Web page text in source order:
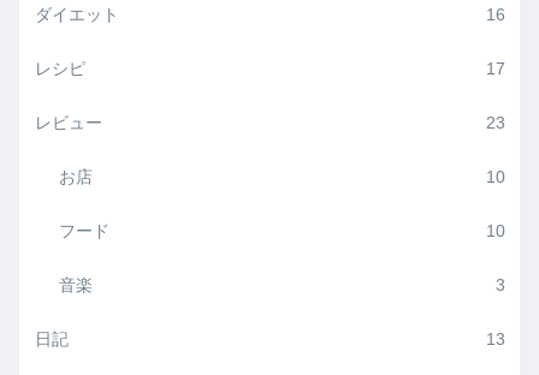
ダイエット 16
レシピ 17
レビュー 23
お店 10
フード 10
音楽 3
日記 13